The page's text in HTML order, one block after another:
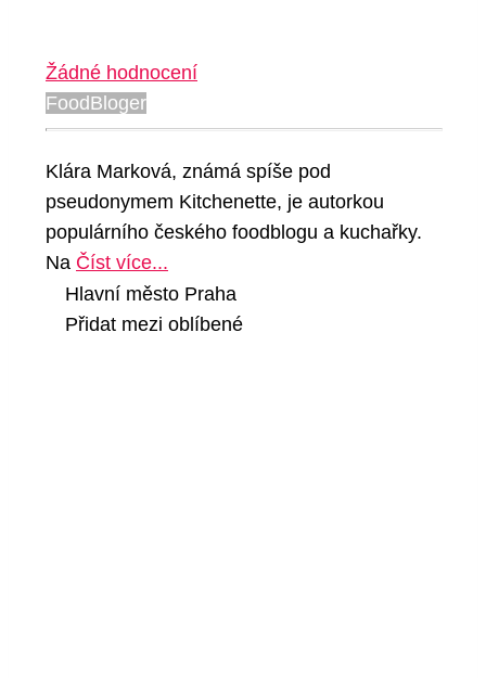
Žádné hodnocení
FoodBloger
Klára Marková, známá spíše pod
pseudonymem Kitchenette, je autorkou
populárního českého foodblogu a kuchařky.
Na Číst více...
Hlavní město Praha
Přidat mezi oblíbené